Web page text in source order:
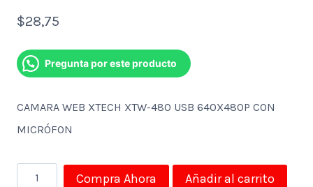
$28,75
Pregunta por este producto
CAMARA WEB XTECH XTW-480 USB 640X480P CON
MICRÓFON
CAMARA
Compra Ahora Añadir al carrito